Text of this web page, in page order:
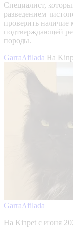
Специалист,
разведением
проверить наличие
подтверждающей
породы.
GarraAfilada На
GarraAfilada
На Kinpet c июня